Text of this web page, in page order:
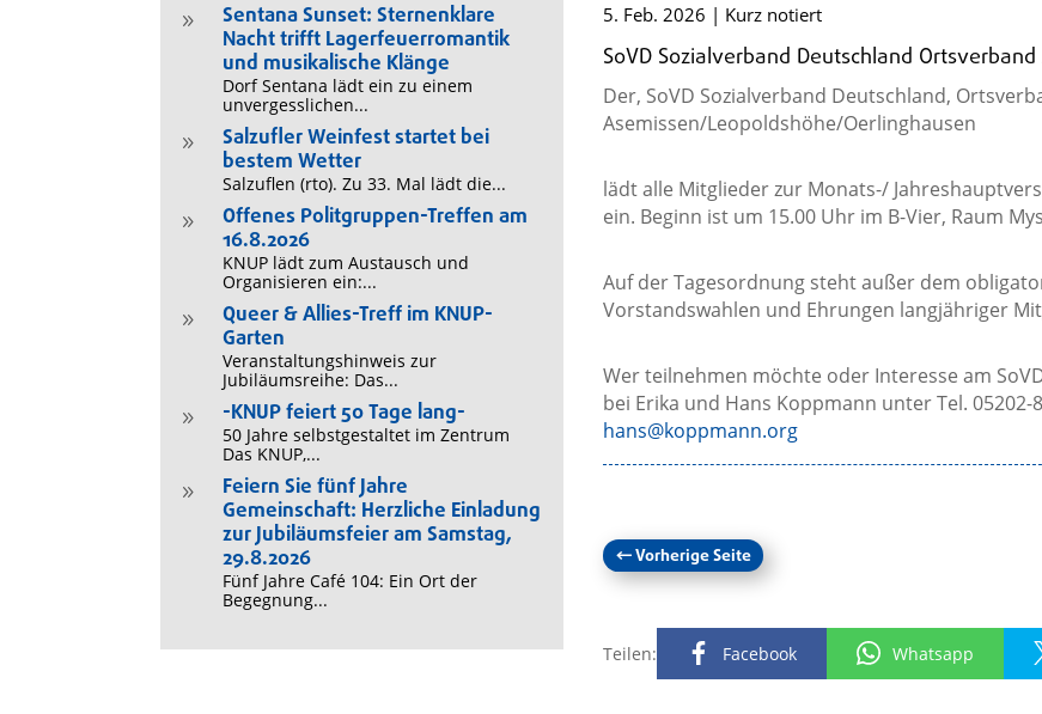
9
Sentana Sunset: Sternenklare
Nacht trifft Lagerfeuerromantik
und musikalische Klänge
Dorf Sentana lädt ein zu einem
unvergesslichen...
9
Salzufler Weinfest startet bei
bestem Wetter
Salzuflen (rto). Zu 33. Mal lädt die...
9
Offenes Politgruppen-Treffen am
16.8.2026
KNUP lädt zum Austausch und
Organisieren ein:...
9
Queer & Allies-Treff im KNUP-
Garten
Veranstaltungshinweis zur
Jubiläumsreihe: Das...
9 -KNUP feiert 50 Tage lang-
50 Jahre selbstgestaltet im Zentrum
Das KNUP,...
9
Feiern Sie fünf Jahre
Gemeinschaft: Herzliche Einladung
zur Jubiläumsfeier am Samstag,
29.8.2026
Fünf Jahre Café 104: Ein Ort der
Begegnung...
5. Feb. 2026 | Kurz notiert
SoVD Sozialverband Deutschland
Der, SoVD Sozialverband Deutschland,
Asemissen/Leopoldshöhe/Oerlinghausen
lädt alle Mitglieder zur Monats-/
ein. Beginn ist um 15.00 Uhr im B-Vier, Raum
Auf der Tagesordnung steht außer dem
Vorstandswahlen und Ehrungen langjähriger
Wer teilnehmen möchte oder Interesse am
bei Erika und Hans Koppmann unter Tel. 05202-
hans@koppmann.org
←Vorherige Seite
Teilen: Facebook Whatsapp